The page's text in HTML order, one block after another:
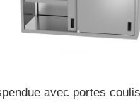
avec portes